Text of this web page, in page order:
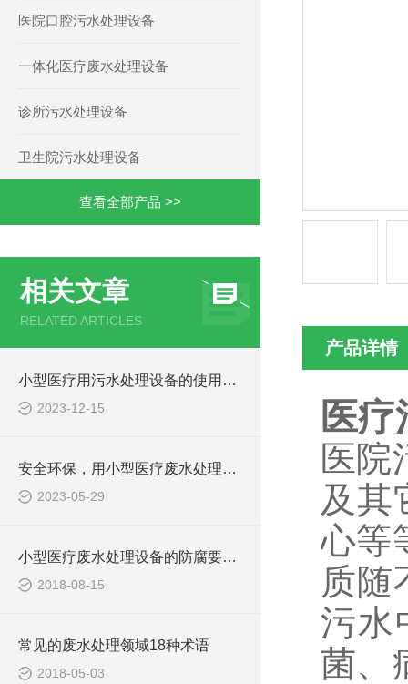
医院口腔污水处理设备
一体化医疗废水处理设备
诊所污水处理设备
卫生院污水处理设备
查看全部产品 >>
相关文章
RELATED ARTICLES
小型医疗用污水处理设备的使用注意事项
2023-12-15
安全环保，用小型医疗废水处理设备
2023-05-29
小型医疗废水处理设备的防腐要求你做到了吗
2018-08-15
常见的废水处理领域18种术语
2018-05-03
产品详情
医
医院
及其
心等
质随
污水
菌、